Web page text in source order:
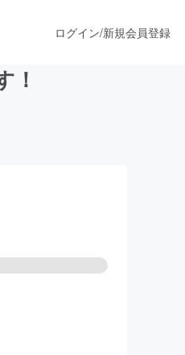
ログイン/新規会員登録
！